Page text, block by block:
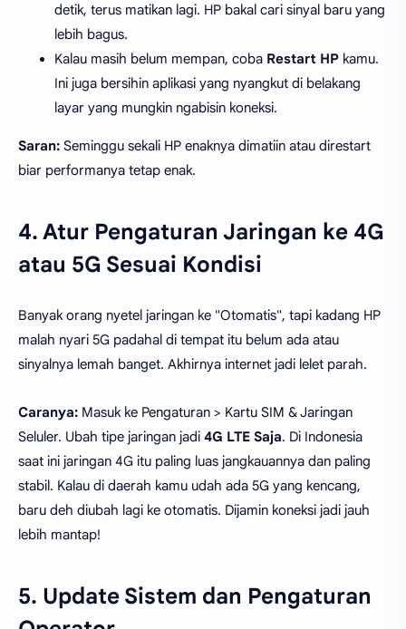
detik, terus matikan lagi. HP bakal cari sinyal baru yang
lebih bagus.
Kalau masih belum mempan, coba Restart HP kamu.
Ini juga bersihin aplikasi yang nyangkut di belakang
layar yang mungkin ngabisin koneksi.
Saran: Seminggu sekali HP enaknya dimatiin atau direstart
biar performanya tetap enak.
4. Atur Pengaturan Jaringan ke 4G
atau 5G Sesuai Kondisi
Banyak orang nyetel jaringan ke "Otomatis", tapi kadang HP
malah nyari 5G padahal di tempat itu belum ada atau
sinyalnya lemah banget. Akhirnya internet jadi lelet parah.
Caranya: Masuk ke Pengaturan > Kartu SIM & Jaringan
Seluler. Ubah tipe jaringan jadi 4G LTE Saja. Di Indonesia
saat ini jaringan 4G itu paling luas jangkauannya dan paling
stabil. Kalau di daerah kamu udah ada 5G yang kencang,
baru deh diubah lagi ke otomatis. Dijamin koneksi jadi jauh
lebih mantap!
5. Update Sistem dan Pengaturan